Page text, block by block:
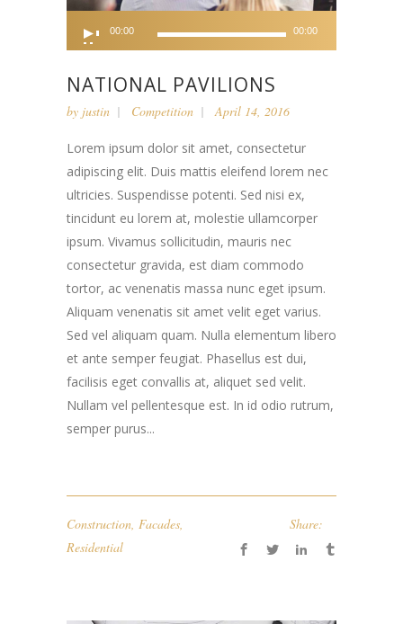
Player
00:00 00:00
NATIONAL PAVILIONS
by justin Competition April 14, 2016
Lorem ipsum dolor sit amet, consectetur
adipiscing elit. Duis mattis eleifend lorem nec
ultricies. Suspendisse potenti. Sed nisi ex,
tincidunt eu lorem at, molestie ullamcorper
ipsum. Vivamus sollicitudin, mauris nec
consectetur gravida, est diam commodo
tortor, ac venenatis massa nunc eget ipsum.
Aliquam venenatis sit amet velit eget varius.
Sed vel aliquam quam. Nulla elementum libero
et ante semper feugiat. Phasellus est dui,
facilisis eget convallis at, aliquet sed velit.
Nullam vel pellentesque est. In id odio rutrum,
semper purus...
Construction, Facades,
Residential
Share: